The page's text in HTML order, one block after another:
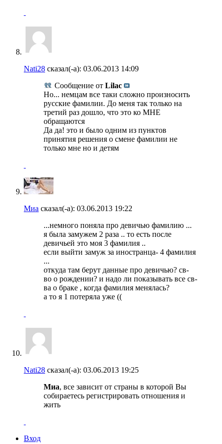
Nati28 сказал(-а): 03.06.2013 14:09
Сообщение от Lilac
Но... немцам все таки сложно произносить
русские фамилии. До меня так только на
третий раз дошло, что это ко МНЕ
обращаются
Да да! это и было одним из пунктов
принятия решения о смене фамилии не
только мне но и детям
Миа сказал(-а): 03.06.2013 19:22
...немного поняла про девичью фамилию ...
я была замужем 2 раза .. то есть после
девичьей это моя 3 фамилия ..
если выйти замуж за иностранца- 4 фамилия
...
откуда там берут данные про девичью? св-
во о рождении? и надо ли показывать все св-
ва о браке , когда фамилия менялась?
а то я 1 потеряла уже ((
Nati28 сказал(-а): 03.06.2013 19:25
Миа, все зависит от страны в которой Вы
собираетесь регистрировать отношения и
жить
Вход